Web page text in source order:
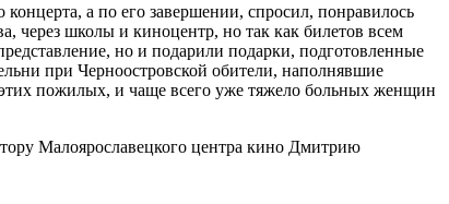
а по его завершении, спросил, понравилось
через школы и киноцентр, но так как билетов всем
но и подарили подарки, подготовленные
при Черноостровской обители, наполнявшие
пожилых, и чаще всего уже тяжело больных женщин
Малоярославецкого центра кино Дмитрию